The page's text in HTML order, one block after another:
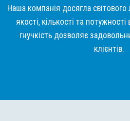
Наша компанія досягла світового
якості, кількості та
гнучкість дозволяє
клієнтів.